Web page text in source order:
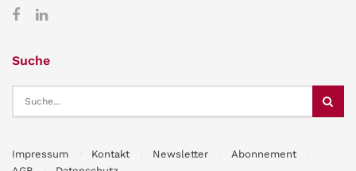
Suche
Impressum Kontakt Newsletter
Abonnement